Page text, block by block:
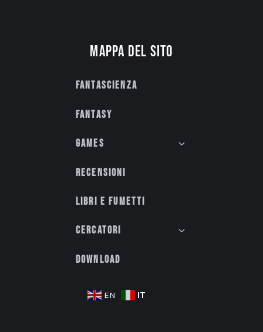
Mappa del sito
Fantascienza
Fantasy
Games
Recensioni
Libri e fumetti
Cercatori
Download
EN IT